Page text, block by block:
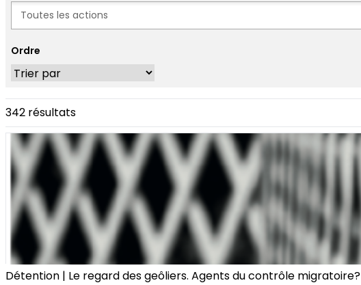
Actions
Ordre
342 résultats
Détention | Le regard des geôliers. Agents du contrôle migratoire?